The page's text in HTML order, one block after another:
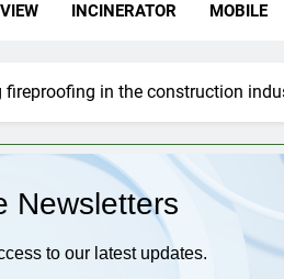
INCINERATOR MOBILE
fireproofing in the construction
Newsletters
to our latest updates.